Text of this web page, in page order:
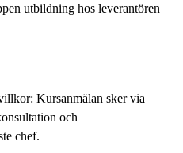
utbildning hos leverantören
Kursanmälan sker via
och
chef.